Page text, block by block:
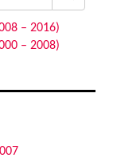
– 2016)
– 2008)